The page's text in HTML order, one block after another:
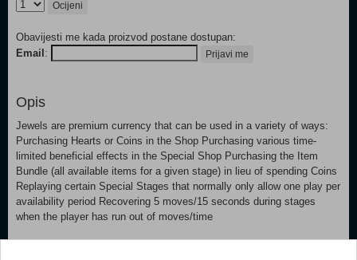
Ocijeni
Obavijesti me kada proizvod postane dostupan:
Email : Prijavi me
Opis
Jewels are premium currency that can be used in a variety of ways:
Purchasing Hearts or Coins in the Shop Purchasing various time-
limited beneficial effects in the Special Shop Purchasing the Item
Bundle (all available items for a given stage) in lieu of spending Coins
Replaying certain Special Stages that normally only allow one play per
availability period Recovering 5 moves/15 seconds during stages
when the player has run out of moves/time